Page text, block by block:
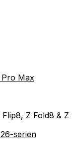
Max
Z Fold8 & Z
serien